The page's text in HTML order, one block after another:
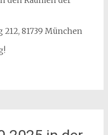
81739 München